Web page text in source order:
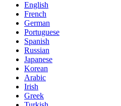
English
French
German
Portuguese
Spanish
Russian
Japanese
Korean
Arabic
Irish
Greek